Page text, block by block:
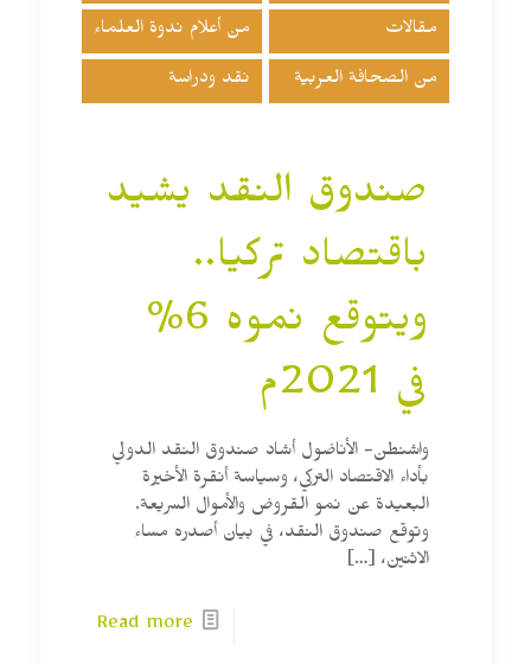
مقالات من أعلام ندوة العلماء
من الصحافة العربية نقد ودراسة
صندوق النقد يشيد
باقتصاد تركيا..
ويتوقع نموه 6%
في 2021م
واشنطن- الأناضول أشاد صندوق النقد الدولي
بأداء الاقتصاد التركي، وسياسة أنقرة الأخيرة
البعيدة عن نمو القروض والأموال السريعة.
وتوقع صندوق النقد، في بيان أصدره مساء
الاثنين، […]
Read more